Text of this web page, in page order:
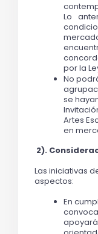
Lo
por la
No
se
Artes
en
2).
Las iniciativas
aspectos:
En